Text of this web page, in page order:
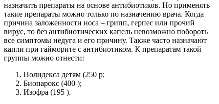
назначить препараты на основе антибиотиков. Но применять
такие препараты можно только по назначению врача. Когда
причина заложенности носа – грипп, герпес или прочий
вирус, то без антибиотических капель невозможно побороть
все симптомы недуга и его причину. Также часто назначают
капли при гайморите с антибиотиком. К препаратам такой
группы можно отнести:
Полидекса детям (250 р;
Биопарокс (400 );
Изофра (195 ).